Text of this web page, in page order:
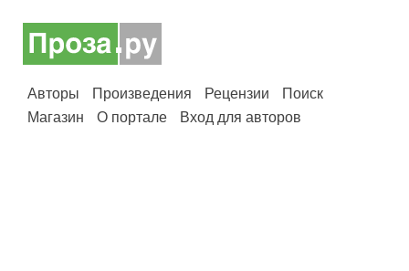
Авторы Произведения Рецензии
Поиск
Магазин
О портале Вход для авторов